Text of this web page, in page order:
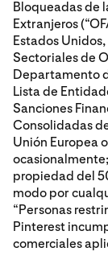
Bloqueadas de
Extranjeros
Estados
Sectoriales de
Departamento
Lista de
Sanciones
Consolidadas
Unión Europea
propiedad del
modo por
“Personas
Pinterest
comerciales